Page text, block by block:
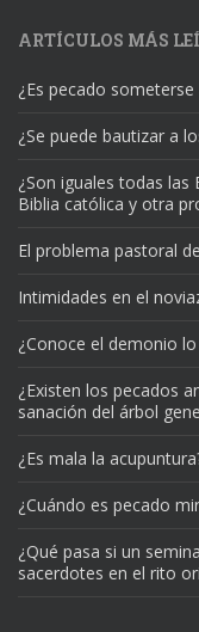
ARTÍCULOS MÁS
¿Es pecado
¿Se puede bautizar a
¿Son iguales todas las
Biblia católica y otra
El problema pastoral
Intimidades en el
¿Conoce el demonio
¿Existen los pecados
sanación del árbol
¿Es mala la
¿Cuándo es pecado
¿Qué pasa si un
sacerdotes en el rito